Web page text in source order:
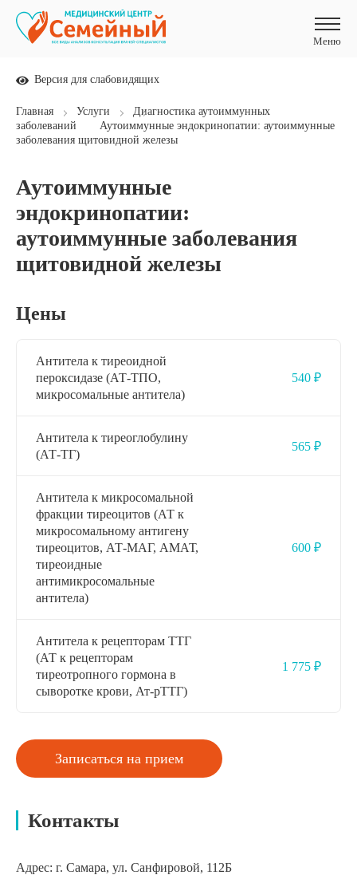
Меню
Меню
Версия для слабовидящих
Главная Услуги
Диагностика аутоиммунных
заболеваний
Аутоиммунные эндокринопатии: аутоиммунные
заболевания щитовидной железы
Аутоиммунные
эндокринопатии:
аутоиммунные заболевания
щитовидной железы
Цены
Антитела к тиреоидной
пероксидазе (АТ-ТПО,
микросомальные антитела)
540 ₽
Антитела к тиреоглобулину
(АТ-ТГ)
565 ₽
Антитела к микросомальной
фракции тиреоцитов (АТ к
микросомальному антигену
тиреоцитов, АТ-МАГ, АМАТ,
тиреоидные
антимикросомальные
антитела)
600 ₽
Антитела к рецепторам ТТГ
(АТ к рецепторам
тиреотропного гормона в
сыворотке крови, Ат-рТТГ)
1 775 ₽
Записаться на прием
Контакты
Адрес: г. Самара, ул. Санфировой, 112Б